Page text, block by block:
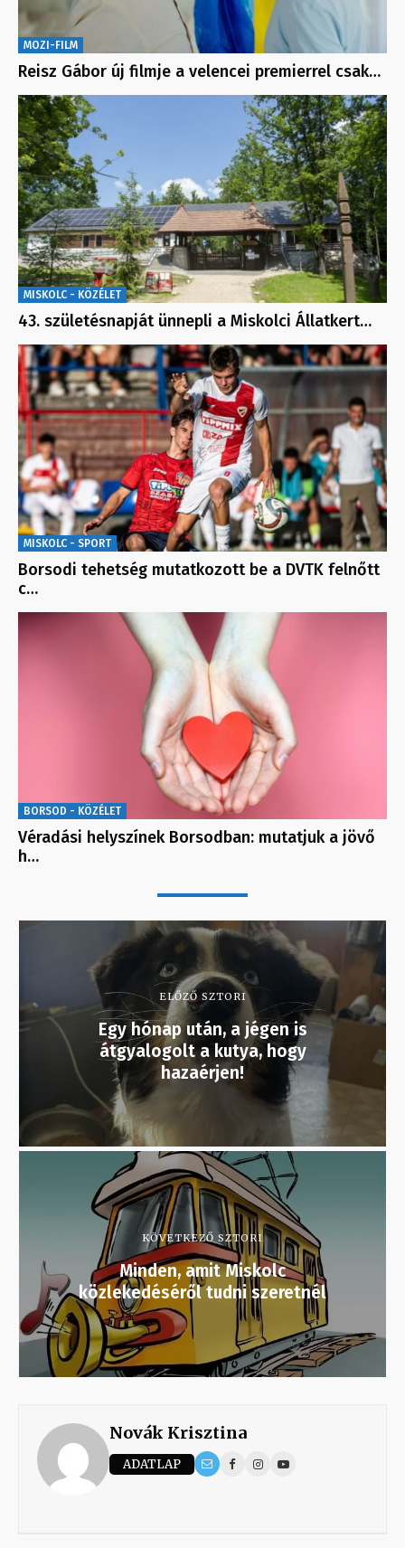
MOZI-FILM
Reisz Gábor új filmje a velencei premierrel csak…
MISKOLC - KÖZÉLET
43. születésnapját ünnepli a Miskolci Állatkert…
MISKOLC - SPORT
Borsodi tehetség mutatkozott be a DVTK felnőtt
c…
BORSOD - KÖZÉLET
Véradási helyszínek Borsodban: mutatjuk a jövő
h…
ELŐZŐ SZTORI
Egy hónap után, a jégen is
átgyalogolt a kutya, hogy
hazaérjen!
KÖVETKEZŐ SZTORI
Minden, amit Miskolc
közlekedéséről tudni szeretnél
Novák Krisztina
ADATLAP